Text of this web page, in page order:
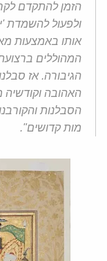
הזמן להתקדם
ולפעול להשמדת
אותו באמצעות
המהוללים
הגיבורה. אז
האהובה וקודשיה
הסבלנות
מות קדושים".